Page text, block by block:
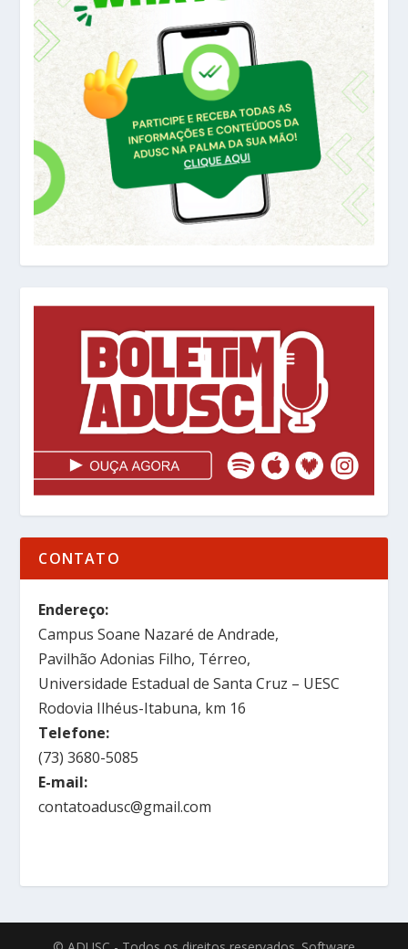
CONTATO
Endereço:
Campus Soane Nazaré de Andrade,
Pavilhão Adonias Filho, Térreo,
Universidade Estadual de Santa Cruz – UESC
Rodovia Ilhéus-Itabuna, km 16
Telefone:
(73) 3680-5085
E-mail:
contatoadusc@gmail.com